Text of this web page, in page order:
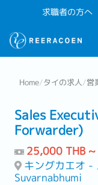
求職者の方へ
Home/タイの求人/営
Sales
Forwarder)
25,000 THB
キングカエオ -
Suvarnabhumi